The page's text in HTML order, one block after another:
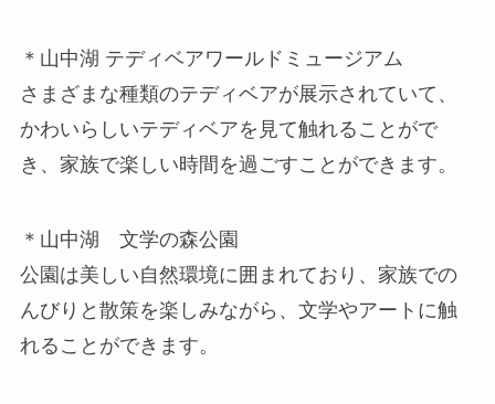
＊山中湖 テディベアワールドミュージアム
さまざまな種類のテディベアが展示されていて、
かわいらしいテディベアを見て触れることがで
き、家族で楽しい時間を過ごすことができます。
＊山中湖 文学の森公園
公園は美しい自然環境に囲まれており、家族での
んびりと散策を楽しみながら、文学やアートに触
れることができます。